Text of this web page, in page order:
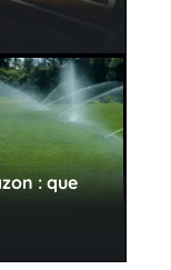
: que